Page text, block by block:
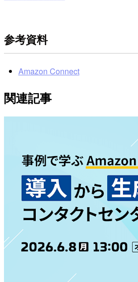
参考資料
Amazon Connect
関連記事